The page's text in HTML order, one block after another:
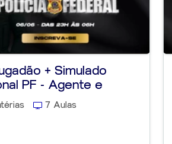
+ Simulado
PF - Agente e
7 Aulas